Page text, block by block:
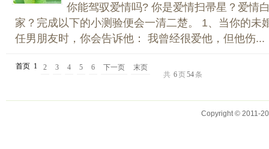
你能驾驭爱情吗? 你是爱情扫帚星？爱情
家？完成以下的小测验便会一清二楚。 1、当你的未
任男朋友时，你会告诉他： 我曾经很爱他，但他伤...
首页 1 2 3 4 5 6 下一页
末页
共 6页54条
Copyright © 2011-